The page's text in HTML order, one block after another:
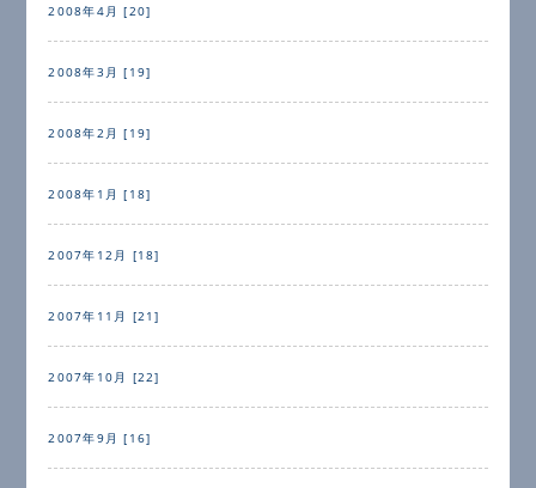
2008年4月 [20]
2008年3月 [19]
2008年2月 [19]
2008年1月 [18]
2007年12月 [18]
2007年11月 [21]
2007年10月 [22]
2007年9月 [16]